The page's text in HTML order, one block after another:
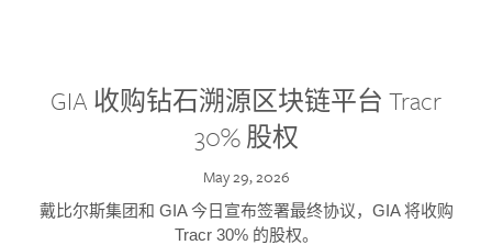
GIA 收购钻石溯源区块链平台 Tracr
30% 股权
May 29, 2026
戴比尔斯集团和 GIA 今日宣布签署最终协议，GIA 将收购
Tracr 30% 的股权。